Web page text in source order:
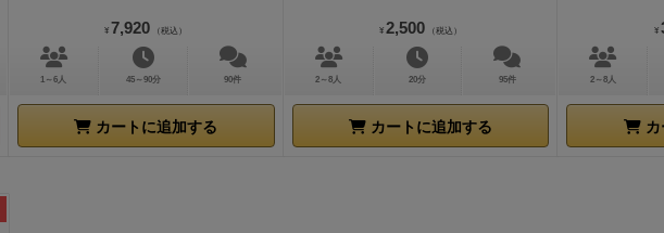
なお他の方も書かれてますが、手軽にコンボを作れるサクサ
ムなのですが点数計算はメリットデメリットが絡み合って難
するので、webサイトやアプリの利用がオススメです♪
ムズがノミネートされたという事で。おめでとうございます♪
¥ 7,920 （税込）
1～6人 45～90分 90件
カートに追加する
¥ 2,500 （税込）
2～8人 20分 95件
カートに追加する
¥
2～8人
カ